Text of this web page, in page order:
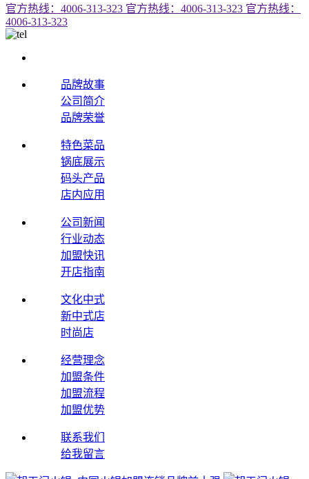
官方热线：4006-313-323 官方热线：4006-313-323 官方热线：
4006-313-323
品牌故事
公司简介
品牌荣誉
特色菜品
锅底展示
码头产品
店内应用
公司新闻
行业动态
加盟快讯
开店指南
文化中式
新中式店
时尚店
经营理念
加盟条件
加盟流程
加盟优势
联系我们
给我留言